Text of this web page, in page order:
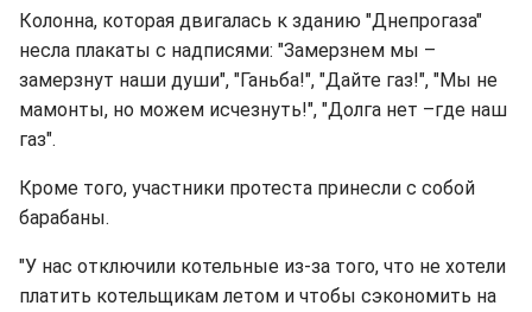
Колонна, которая двигалась к зданию "Днепрогаза"
несла плакаты с надписями: "Замерзнем мы –
замерзнут наши души", "Ганьба!", "Дайте газ!", "Мы не
мамонты, но можем исчезнуть!", "Долга нет –где наш
газ".
Кроме того, участники протеста принесли с собой
барабаны.
"У нас отключили котельные из-за того, что не хотели
платить котельщикам летом и чтобы сэкономить на